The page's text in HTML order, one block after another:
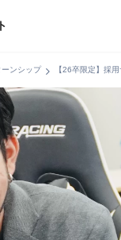
ンシップchevron_right 【26卒限定】採